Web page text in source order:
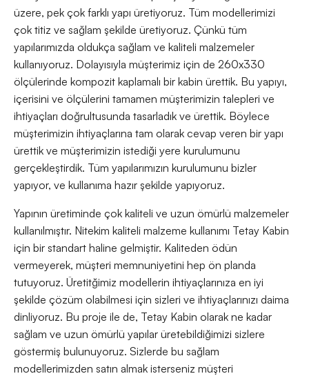
üzere, pek çok farklı yapı üretiyoruz. Tüm modellerimizi
çok titiz ve sağlam şekilde üretiyoruz. Çünkü tüm
yapılarımızda oldukça sağlam ve kaliteli malzemeler
kullanıyoruz. Dolayısıyla müşterimiz için de 260x330
ölçülerinde kompozit kaplamalı bir kabin ürettik. Bu yapıyı,
içerisini ve ölçülerini tamamen müşterimizin talepleri ve
ihtiyaçları doğrultusunda tasarladık ve ürettik. Böylece
müşterimizin ihtiyaçlarına tam olarak cevap veren bir yapı
ürettik ve müşterimizin istediği yere kurulumunu
gerçekleştirdik. Tüm yapılarımızın kurulumunu bizler
yapıyor, ve kullanıma hazır şekilde yapıyoruz.
Yapının üretiminde çok kaliteli ve uzun ömürlü malzemeler
kullanılmıştır. Nitekim kaliteli malzeme kullanımı Tetay Kabin
için bir standart haline gelmiştir. Kaliteden ödün
vermeyerek, müşteri memnuniyetini hep ön planda
tutuyoruz. Üretitğimiz modellerin ihtiyaçlarınıza en iyi
şekilde çözüm olabilmesi için sizleri ve ihtiyaçlarınızı daima
dinliyoruz. Bu proje ile de, Tetay Kabin olarak ne kadar
sağlam ve uzun ömürlü yapılar üretebildiğimizi sizlere
göstermiş bulunuyoruz. Sizlerde bu sağlam
modellerimizden satın almak isterseniz müşteri